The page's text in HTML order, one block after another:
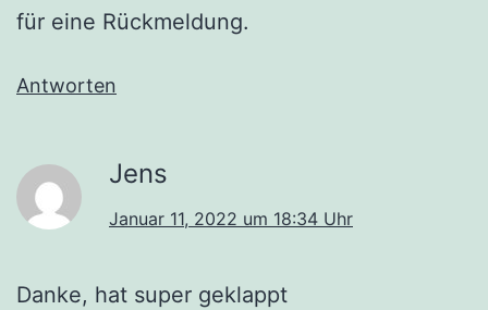
für eine Rückmeldung.
Antworten
Jens
Januar 11, 2022 um 18:34 Uhr
Danke, hat super geklappt